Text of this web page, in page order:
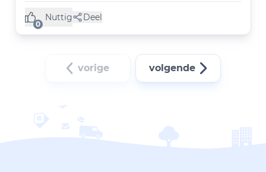
0
Nuttig
(0 like) Deel
vorige volgende